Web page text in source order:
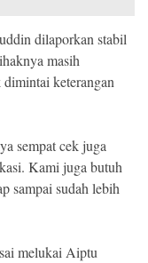
dilaporkan stabil
masih
keterangan
sempat cek juga
Kami juga butuh
sampai sudah lebih
melukai Aiptu